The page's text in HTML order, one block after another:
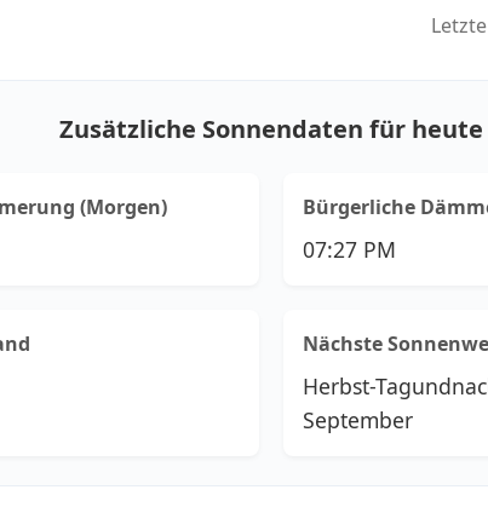
Zusätzliche Sonnendaten für heute
(Morgen) Bürgerliche
07:27 PM
Nächste
Herbst-
September